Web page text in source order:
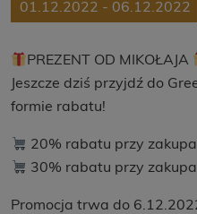
01.12.2022 - 06.12.2022
PREZENT OD MIKOŁAJA
Jeszcze dziś przyjdź do
formie rabatu!
20% rabatu przy
30% rabatu przy
Promocja trwa do